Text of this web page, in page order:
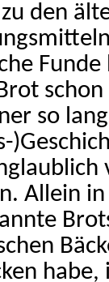
den
Funde
so
Allein